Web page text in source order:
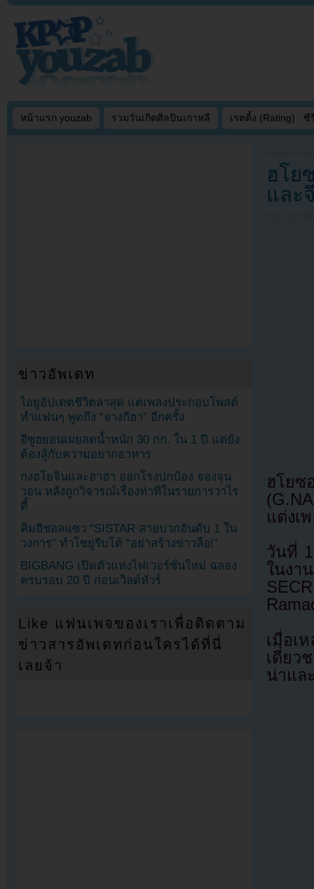
หน้าแรก youzab รวมวันเกิดศิลปินเกาหลี เรตติ้ง (Rating) : ซี
ฮโย
และ
ฮโยซ
แต่งเ
วันที่
ในงา
เมื่อเ
เดี่ยว
น่าแล
ข่าวอัพเดท
ไอยูอัปเดตชีวิตล่าสุด แต่เพลงประกอบโพสต์
ทำแฟนๆ พูดถึง “จางกีฮา” อีกครั้ง
อีซูฮยอนเผยลดน้ำหนัก 30 กก. ใน 1 ปี แต่ยัง
ต้องสู้กับความอยากอาหาร
กงฮโยจินและฮาฮ่า ออกโรงปกป้อง จองจุน
วอน หลังถูกวิจารณ์เรื่องท่าทีในรายการวาไร
ตี้
คิมฮีชอลแซว “SISTAR สายบวกอันดับ 1 ใน
วงการ” ทำโซยูรีบโต้ “อย่าสร้างข่าวลือ!”
BIGBANG เปิดตัวแท่งไฟเวอร์ชั่นใหม่ ฉลอง
ครบรอบ 20 ปี ก่อนเวิลด์ทัวร์
Like แฟนเพจของเราเพื่อติดตาม
ข่าวสารอัพเดทก่อนใครได้ที่นี่
เลยจ้า